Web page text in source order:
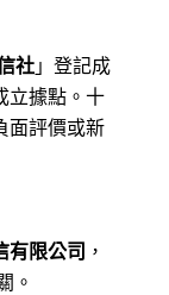
社 」登記成
立據點。十
面評價或新
有限公司 ，
。